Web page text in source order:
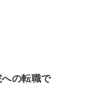
への転職で